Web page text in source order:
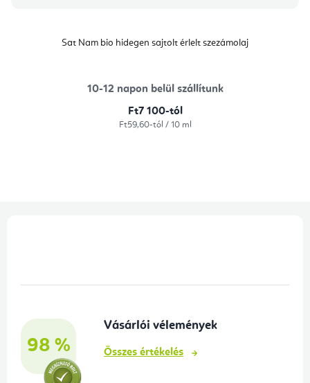
Sat Nam bio hidegen sajtolt érlelt szezámolaj
10-12 napon belül szállítunk
Ft7 100-tól
Egységár:
Ft59,60-tól / 10 ml
98 %
Vásárlói vélemények
Összes értékelés